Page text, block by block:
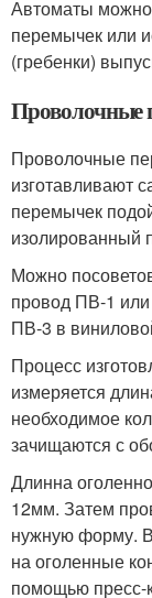
Автоматы
перемычек или
(гребенки)
Проволочные
Проволочные
изготавливают
перемычек
изолированный
Можно
провод ПВ-1
ПВ-3 в
Процесс
измеряется
необходимое
зачищаются с
Длинна
12мм. Затем
нужную форму.
на оголенные
помощью пресс-